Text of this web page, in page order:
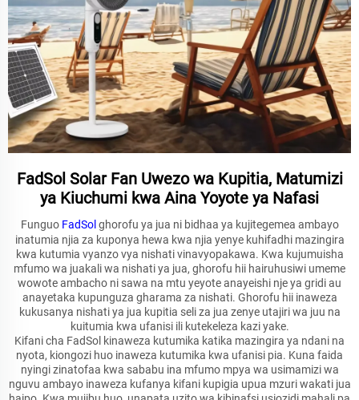
FadSol Solar Fan Uwezo wa Kupitia, Matumizi
ya Kiuchumi kwa Aina Yoyote ya Nafasi
Funguo FadSol ghorofu ya jua ni bidhaa ya kujitegemea ambayo
inatumia njia za kuponya hewa kwa njia yenye kuhifadhi mazingira
kwa kutumia vyanzo vya nishati vinavyopakawa. Kwa kujumuisha
mfumo wa juakali wa nishati ya jua, ghorofu hii hairuhusiwi umeme
wowote ambacho ni sawa na mtu yeyote anayeishi nje ya gridi au
anayetaka kupunguza gharama za nishati. Ghorofu hii inaweza
kukusanya nishati ya jua kupitia seli za jua zenye utajiri wa juu na
kuitumia kwa ufanisi ili kutekeleza kazi yake.
Kifani cha FadSol kinaweza kutumika katika mazingira ya ndani na
nyota, kiongozi huo inaweza kutumika kwa ufanisi pia. Kuna faida
nyingi zinatofaa kwa sababu ina mfumo mpya wa usimamizi wa
nguvu ambayo inaweza kufanya kifani kupigia upua mzuri wakati jua